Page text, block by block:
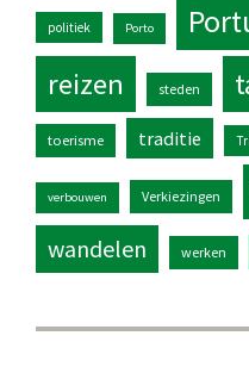
politiek Porto
reizen steden
toerisme traditie
verbouwen Verkiezingen
wandelen werken